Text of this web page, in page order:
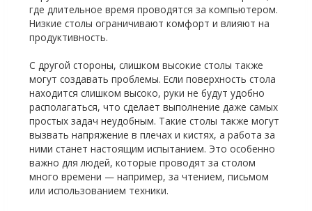
где длительное время проводятся за компьютером.
Низкие столы ограничивают комфорт и влияют на
продуктивность.
С другой стороны, слишком высокие столы также
могут создавать проблемы. Если поверхность стола
находится слишком высоко, руки не будут удобно
располагаться, что сделает выполнение даже самых
простых задач неудобным. Такие столы также могут
вызвать напряжение в плечах и кистях, а работа за
ними станет настоящим испытанием. Это особенно
важно для людей, которые проводят за столом
много времени — например, за чтением, письмом
или использованием техники.